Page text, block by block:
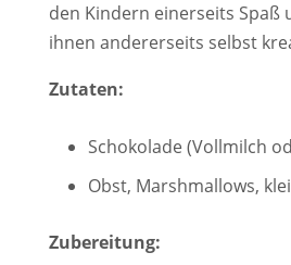
den Kindern einerseits Spaß
ihnen andererseits selbst
Zutaten:
Schokolade (Vollmilch
Obst, Marshmallows,
Zubereitung: